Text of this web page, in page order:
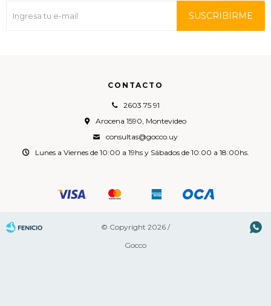
CONTACTO
2603 75 91
Arocena 1590, Montevideo
consultas@gocco.uy
Lunes a Viernes de 10:00 a 19hs y Sábados de 10:00 a 18:00hs.
SUSCRIBIRME
© Copyright 2026 /
Gocco
